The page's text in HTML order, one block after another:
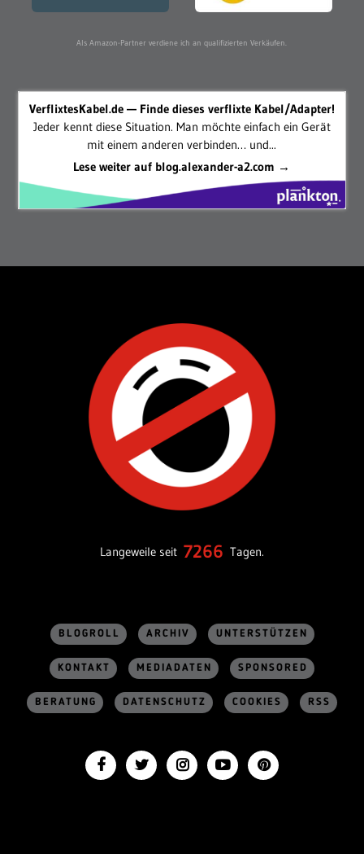
Als Amazon-Partner verdiene ich an qualifizierten Verkäufen.
VerflixtesKabel.de — Finde dieses verflixte Kabel/Adapter!
Jeder kennt diese Situation. Man möchte einfach ein Gerät
mit einem anderen verbinden… und...
Lese weiter auf blog.alexander-a2.com →
Langeweile seit 7266 Tagen.
BLOGROLL ARCHIV UNTERSTÜTZEN
KONTAKT MEDIADATEN SPONSORED
BERATUNG DATENSCHUTZ COOKIES RSS